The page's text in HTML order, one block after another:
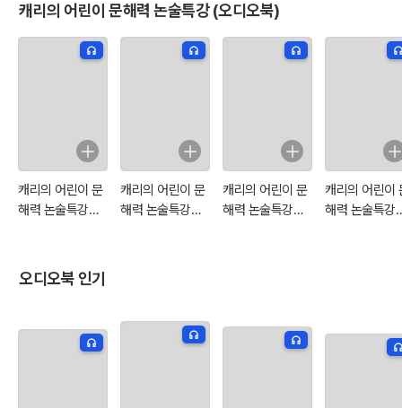
캐리의 어린이 문해력 논술특강 (오디오북)
캐리의 어린이 문
해력 논술특강
캐리의 어린이 문
해력 논술특강
캐리의 어린이 문
해력 논술특강
캐리의 어린이
해력 논술특강
오디오북 인기